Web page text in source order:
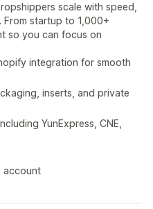
scale with speed,
startup to 1,000+
so you can focus on
integration for smooth
inserts, and private
YunExpress, CNE,
account